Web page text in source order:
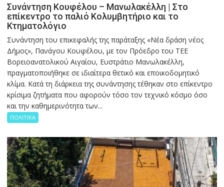
Συνάντηση Κουφέλου – Μανωλακέλλη | Στο
επίκεντρο το παλιό Κολυμβητήριο και το
Κτηματολόγιο
Συνάντηση του επικεφαλής της παράταξης «Νέα δράση νέος
Δήμος», Πανάγου Κουφέλου, με τον Πρόεδρο του ΤΕΕ
Βορειοανατολικού Αιγαίου, Ευστράτιο Μανωλακέλλη,
πραγματοποιήθηκε σε ιδιαίτερα θετικό και εποικοδομητικό
κλίμα. Κατά τη διάρκεια της συνάντησης τέθηκαν στο επίκεντρο
κρίσιμα ζητήματα που αφορούν τόσο τον τεχνικό κόσμο όσο
και την καθημερινότητα των...
ΠΟΛΙΤΙΚΑ